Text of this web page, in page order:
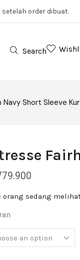
order dibuat.
Search
Navy Short Sleeve
orang sedang